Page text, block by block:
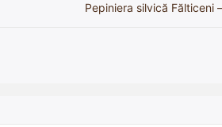
Pepiniera silvică Fălticeni